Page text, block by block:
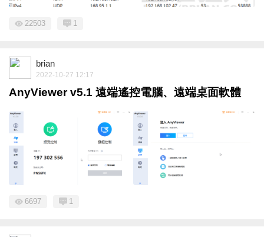
22503 1
brian
2022-10-27 12:17
AnyViewer v5.1 遠端遙控電腦、遠端桌面軟體
6697 1